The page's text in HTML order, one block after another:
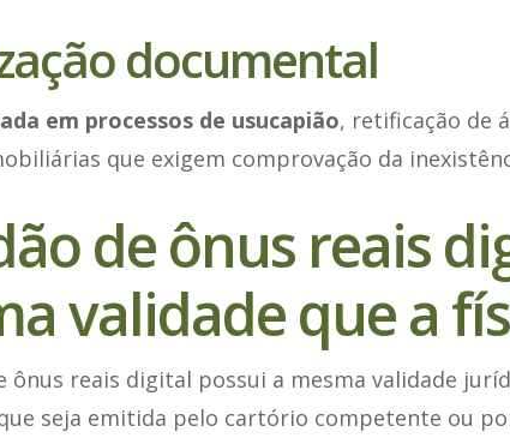
documental
em processos de usucapião, retificação de
que exigem comprovação da
de ônus reais
validade que a
ônus reais digital possui a mesma validade
seja emitida pelo cartório competente ou